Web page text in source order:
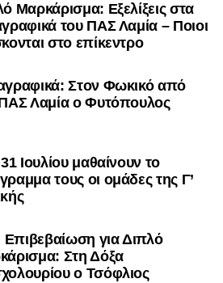
Μαρκάρισμα: Εξελίξεις στα
του ΠΑΣ Λαμία – Ποιοι
στο επίκεντρο
Στον Φωκικό από
Λαμία ο Φυτόπουλος
31 Ιουλίου μαθαίνουν το
τους οι ομάδες της Γ’
Επιβεβαίωση για Διπλό
Στη Δόξα
ο Τσόφλιος